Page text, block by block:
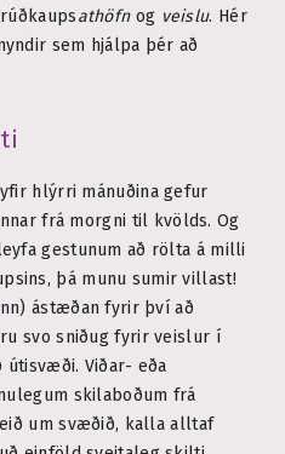
athöfnog veislu. Hér
sem hjálpa þér að
hlýrri mánuðina gefur
frá morgni til kvölds. Og
gestunum að rölta á milli
þá munu sumir villast!
ástæðan fyrir því að
svo sniðug fyrir veislur í
Viðar- eða
skilaboðum frá
um svæðið, kalla alltaf